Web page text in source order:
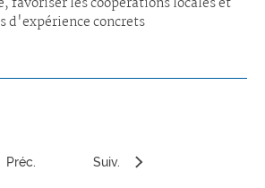
d'expérience concrets
Préc. Suiv.